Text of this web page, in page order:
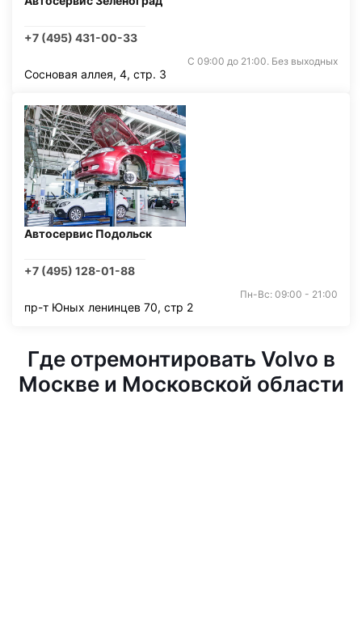
+7 (495) 431-00-33
С 09:00 до 21:00. Без выходных
Сосновая аллея, 4, стр. 3
Автосервис Подольск
+7 (495) 128-01-88
Пн-Вс: 09:00 - 21:00
пр-т Юных ленинцев 70, стр 2
Где отремонтировать Volvo в
Москве и Московской области